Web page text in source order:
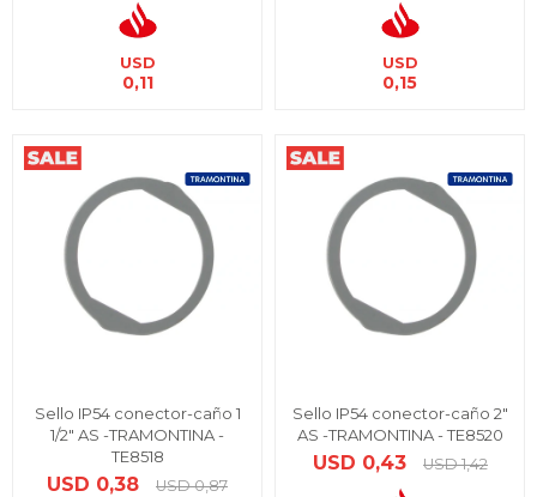
USD
0,11
USD
0,15
Sello IP54 conector-caño 1
1/2" AS -TRAMONTINA -
TE8518
USD 0,38 USD 0,87
Sello IP54 conector-caño 2"
AS -TRAMONTINA - TE8520
USD 0,43 USD 1,42